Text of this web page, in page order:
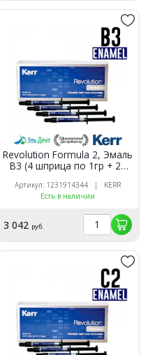
Revolution Formula 2, Эмаль
B3 (4 шприца по 1гр + 20
композитный материал,
29500, Kerr
Артикул: 1231914344 | KERR
Есть в наличии
3 042 руб.